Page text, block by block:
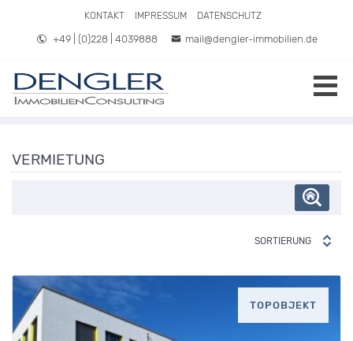
Direkt zum Inhalt springen
KONTAKT IMPRESSUM DATENSCHUTZ
+49 | (0)228 | 4039888 mail@dengler-immobilien.de
VERMIETUNG
SORTIERUNG
TOPOBJEKT